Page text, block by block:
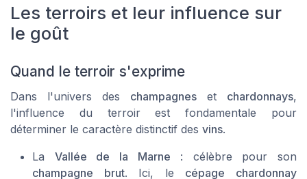
Les terroirs et leur influence sur
le goût
Quand le terroir s'exprime
Dans l'univers des champagnes et chardonnays,
l'influence du terroir est fondamentale pour
déterminer le caractère distinctif des vins.
La Vallée de la Marne : célèbre pour son
champagne brut. Ici, le cépage chardonnay